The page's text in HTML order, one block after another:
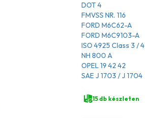
DOT 4
FMVSS NR. 116
FORD M6C62-A
FORD M6C9103-A
ISO 4925 Class 3 / 4
NH 800 A
OPEL 19 42 42
SAE J 1703 / J 1704
15 db készleten